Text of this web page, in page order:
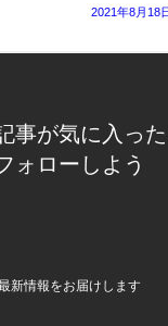
2021年8月18
事が気に入った
ォローしよう
新情報をお届けします